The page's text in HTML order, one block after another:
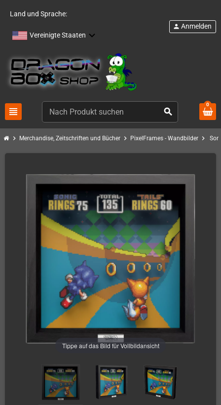
Land und Sprache:
Vereinigte Staaten
view_headline search
person Anmelden
0
chevron_right Merchandise, Zeitschriften und Bücher chevron_right PixelFrames - Wandbilder chevron_right
Tippe auf das Bild für Vollbildansicht